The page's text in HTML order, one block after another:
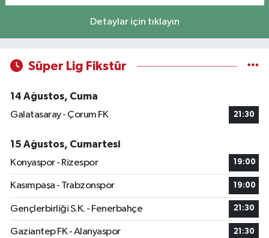
Detaylar için tıklayın
Süper Lig Fikstür
14 Ağustos, Cuma
Galatasaray - Çorum FK
21:30
15 Ağustos, Cumartesi
Konyaspor - Rizespor
19:00
Kasımpaşa - Trabzonspor 19:00
Gençlerbirliği S.K. - Fenerbahçe 21:30
Gaziantep FK - Alanyaspor 21:30